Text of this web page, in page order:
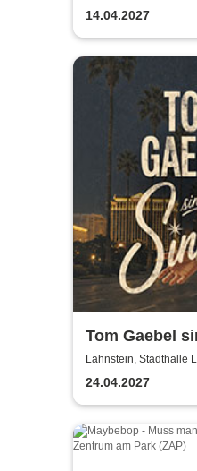
14.04.2027
Tom Gaebel
Tour 2027
Lahnstein, Stadthalle
24.04.2027